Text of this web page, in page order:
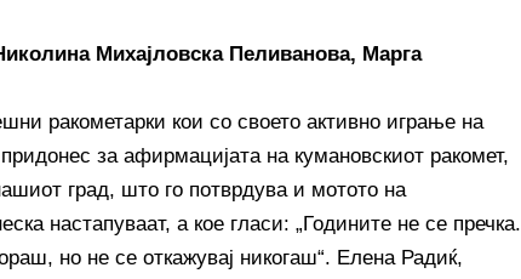
Михајловска Пеливанова, Марга
ракометарки кои со своето активно играње на
за афирмацијата на кумановскиот ракомет,
град, што го потврдува и мотото на
настапуваат, а кое гласи: „Годините не се пречка.
но не се откажувај никогаш“. Елена Радиќ,